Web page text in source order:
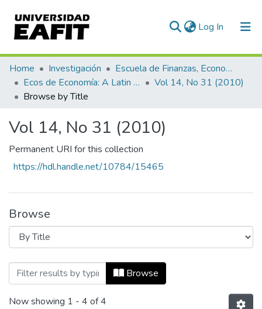
Log In (current)
Communities & Collections
All of DSpace
Home Investigación
Escuela de Finanzas, Economía y Gobierno
Ecos de Economía: A Latin American Journal of Applied Economics
Vol 14, No 31 (2010)
Browse by Title
Vol 14, No 31 (2010)
Permanent URI for this collection
https://hdl.handle.net/10784/15465
Browse
Browsing Vol 14, No 31 (2010) by Title
Browse
Now showing 1 - 4 of 4